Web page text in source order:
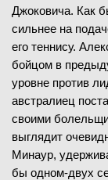
Джоковича. Как
сильнее на
его теннису.
бойцом в
уровне против
австралиец
своими
выглядит
Минаур,
бы одном-двух